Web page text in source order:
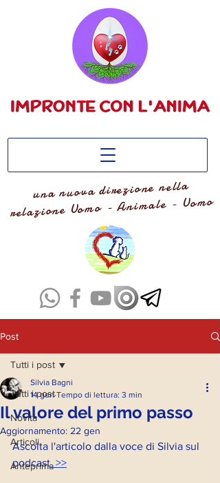
una nuova direzione nella
relazione Uomo - Animale - Uomo
Post
Tutti i post
Novità
Articoli
Anteprima
Tutti i post
Il valore del primo passo
Silvia Bagni
14 gen Tempo di lettura: 3 min
Aggiornamento: 22 gen
Ascolta l'articolo dalla voce di Silvia sul
podcast >>